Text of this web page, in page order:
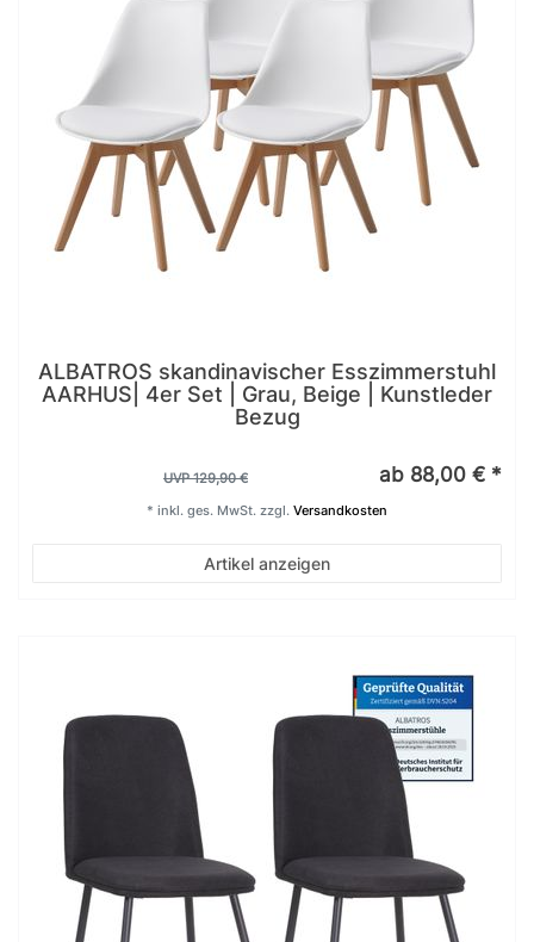
ALBATROS skandinavischer Esszimmerstuhl
AARHUS| 4er Set | Grau, Beige | Kunstleder
Bezug
UVP 129,90 € ab 88,00 € *
Artikel anzeigen
* inkl. ges. MwSt. zzgl. Versandkosten